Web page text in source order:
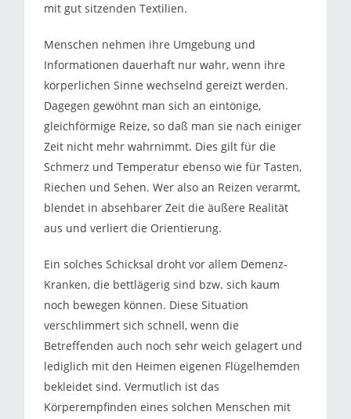
mit gut sitzenden Textilien.
Menschen nehmen ihre Umgebung und
Informationen dauerhaft nur wahr, wenn ihre
körperlichen Sinne wechselnd gereizt werden.
Dagegen gewöhnt man sich an eintönige,
gleichförmige Reize, so daß man sie nach einiger
Zeit nicht mehr wahrnimmt. Dies gilt für die
Schmerz und Temperatur ebenso wie für Tasten,
Riechen und Sehen. Wer also an Reizen verarmt,
blendet in absehbarer Zeit die äußere Realität
aus und verliert die Orientierung.
Ein solches Schicksal droht vor allem Demenz-
Kranken, die bettlägerig sind bzw. sich kaum
noch bewegen können. Diese Situation
verschlimmert sich schnell, wenn die
Betreffenden auch noch sehr weich gelagert und
lediglich mit den Heimen eigenen Flügelhemden
bekleidet sind. Vermutlich ist das
Körperempfinden eines solchen Menschen mit